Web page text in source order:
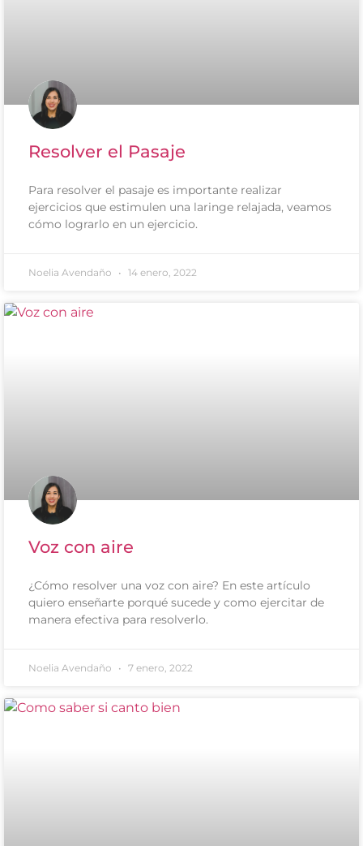
Resolver el Pasaje
Para resolver el pasaje es importante realizar
ejercicios que estimulen una laringe relajada, veamos
cómo lograrlo en un ejercicio.
Noelia Avendaño 14 enero, 2022
Voz con aire
¿Cómo resolver una voz con aire? En este artículo
quiero enseñarte porqué sucede y como ejercitar de
manera efectiva para resolverlo.
Noelia Avendaño 7 enero, 2022